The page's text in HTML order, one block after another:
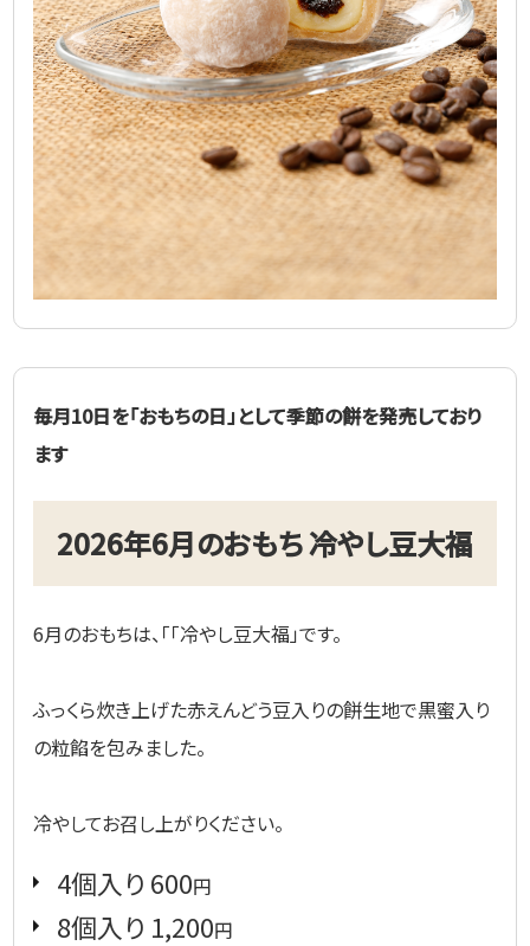
毎月10日を「おもちの日」として季節の餅を発売しており
ます
2026年6月のおもち 冷やし豆大福
6月のおもちは、「「冷やし豆大福」です。
ふっくら炊き上げた赤えんどう豆入りの餅生地で黒蜜入り
の粒餡を包みました。
冷やしてお召し上がりください。
4個入り 600円
8個入り 1,200円